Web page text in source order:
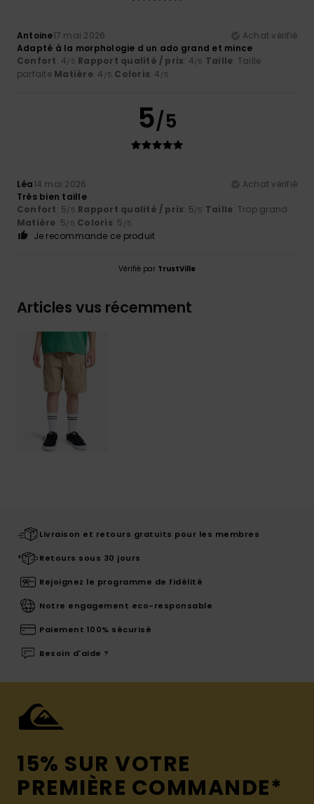
Antoine17 mai 2026
Achat vérifié
Adapté à la morphologie d un ado grand et mince
Confort: 4/5 Rapport qualité / prix: 4/5 Taille: Taille
parfaite Matière: 4 /5 Coloris: 4 /5
5/5
Léa14 mai 2026
Achat vérifié
Très bien taille
Confort: 5/5 Rapport qualité / prix: 5/5 Taille: Trop grand
Matière: 5/5 Coloris: 5 /5
Je recommande ce produit
Vérifié par TrustVille
Articles vus récemment
Livraison et retours gratuits pour les membres
Retours sous 30 jours
Rejoignez le programme de fidélité
Notre engagement eco-responsable
Paiement 100% sécurisé
Besoin d'aide ?
15% SUR VOTRE
PREMIÈRE COMMANDE*